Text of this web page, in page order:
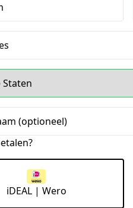
(optioneel)
iDEAL | Wero